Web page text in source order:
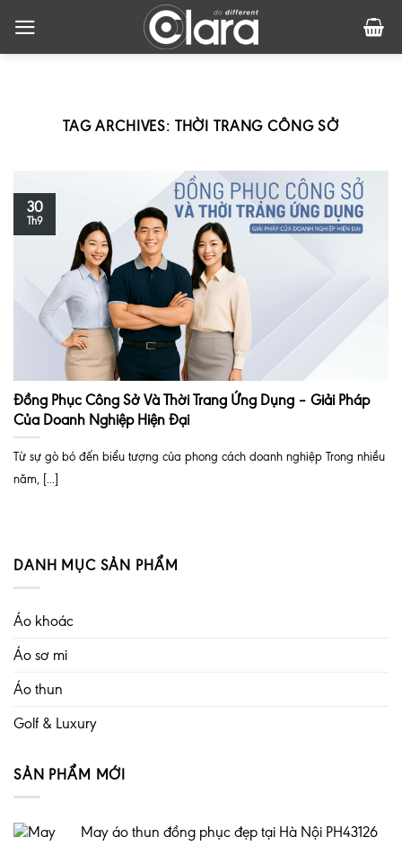
content
TAG ARCHIVES: THỜI TRANG CÔNG SỞ
DANH MỤC SẢN PHẨM
Áo khoác
Áo sơ mi
Áo thun
Golf & Luxury
SẢN PHẨM MỚI
May áo thun đồng phục đẹp tại Hà Nội PH43126
Đồng Phục Công Sở Và Thời Trang Ứng Dụng – Giải Pháp
Của Doanh Nghiệp Hiện Đại
Từ sự gò bó đến biểu tượng của phong cách doanh nghiệp Trong nhiều
năm, [...]
30
Th9